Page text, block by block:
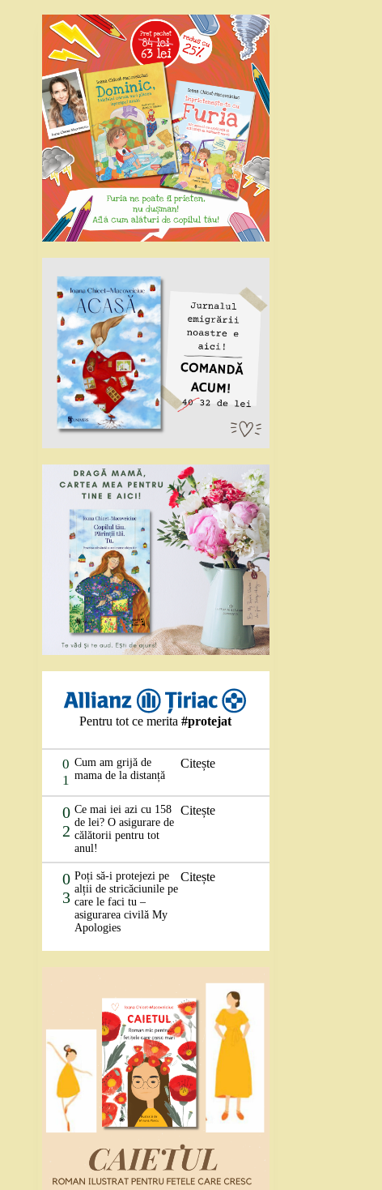
Pentru tot ce merita#protejat
0
1
Cum am grijă de
mama de la distanță
Citește
0
2
Ce mai iei azi cu 158
de lei? O asigurare de
călătorii pentru tot
anul!
Citește
0
3
Poți să-i protejezi pe
alții de stricăciunile pe
care le faci tu –
asigurarea civilă My
Apologies
Citește